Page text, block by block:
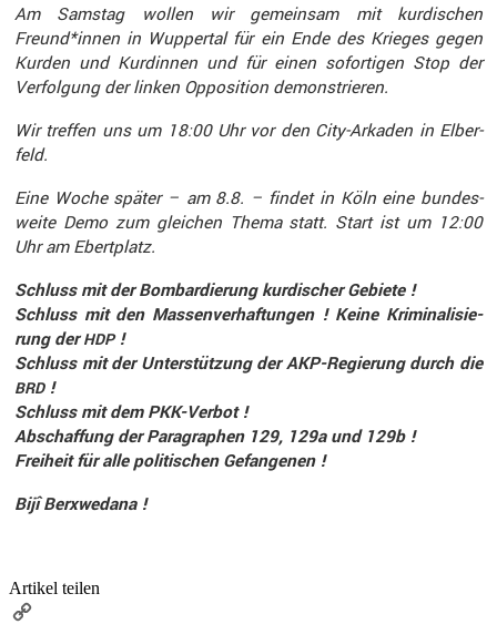
Am Samstag wollen wir gemeinsam mit kurdi­schen
Freund*innen in Wuppertal für ein Ende des Krieges gegen
Kurden und Kurdinnen und für einen sofor­tigen Stop der
Verfol­gung der linken Opposi­tion demons­trieren.
Wir treffen uns um 18:00 Uhr vor den City-Arkaden in Elber­
feld.
Eine Woche später – am 8.8. – findet in Köln eine bundes­
weite Demo zum gleichen Thema statt. Start ist um 12:00
Uhr am Ebertplatz.
Schluss mit der Bombar­die­rung kurdi­scher Gebiete !
Schluss mit den Massen­ver­haf­tungen ! Keine Krimi­na­li­sie­
rung derHDP!
Schluss mit der Unter­stüt­zung der AKP-Regie­rung durch die
BRD!
Schluss mit dem PKK-Verbot !
Abschaf­fung der Paragra­phen 129, 129a und 129b !
Freiheit für alle politi­schen Gefan­genen !
Bijî Berxwe­dana !
Artikel teilen